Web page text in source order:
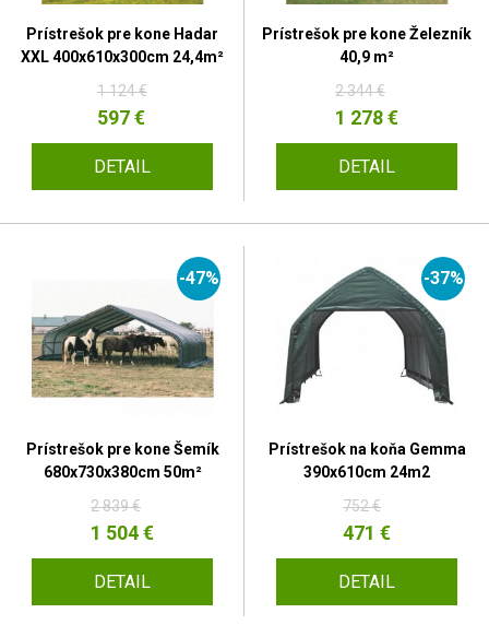
Prístrešok pre kone Hadar
XXL 400x610x300cm 24,4m²
1 124 €
597 €
DETAIL
Prístrešok pre kone Železník
40,9 m²
2 344 €
1 278 €
DETAIL
-47%
Prístrešok pre kone Šemík
680x730x380cm 50m²
2 839 €
1 504 €
DETAIL
-37%
Prístrešok na koňa Gemma
390x610cm 24m2
752 €
471 €
DETAIL